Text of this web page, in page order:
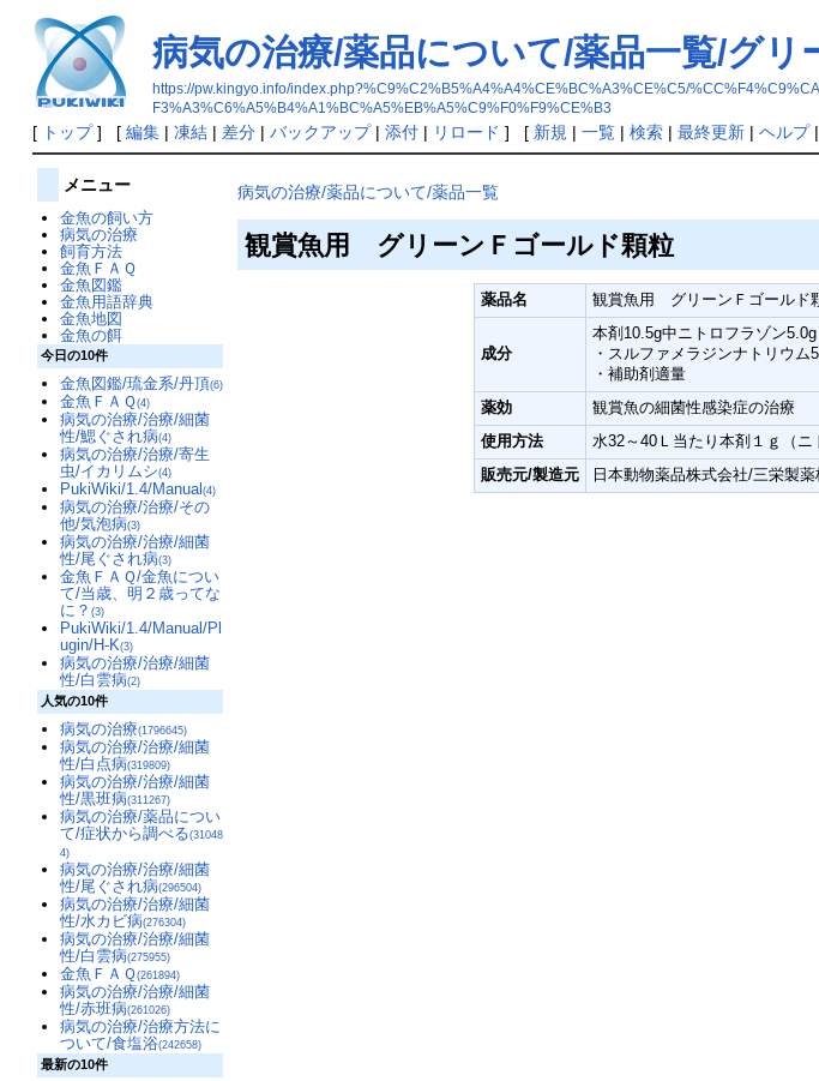
病気の治療/薬品について/薬品一覧/グリ
https://pw.kingyo.info/index.php?%C9%C2%B5%A4%A4%CE%BC%A3%CE%C5/
F3%A3%C6%A5%B4%A1%BC%A5%EB%A5%C9%F0%F9%CE%B3
[ トップ] [ 編集| 凍結| 差分| バックアップ| 添付| リロード ] [ 新規 | 一覧| 検索| 最終更新| ヘルプ|
病気の治療/薬品について/薬品一覧
観賞魚用 グリーンＦゴールド顆粒
薬品名 観賞魚用 グリーンＦゴールド
成分
本剤10.5g中ニトロフラゾン5.0g
・スルファメラジンナトリウム
・補助剤適量
薬効
観賞魚の細菌性感染症の治療
使用方法
水32～40Ｌ当たり本剤１ｇ（
販売元/製造元
日本動物薬品株式会社/三栄製
メニュー
金魚の飼い方
病気の治療
飼育方法
金魚ＦＡＱ
金魚図鑑
金魚用語辞典
金魚地図
金魚の餌
今日の10件
金魚図鑑/琉金系/丹頂(6)
金魚ＦＡＱ(4)
病気の治療/治療/細菌
性/鰓ぐされ病(4)
病気の治療/治療/寄生
虫/イカリムシ(4)
PukiWiki/1.4/Manual(4)
病気の治療/治療/その
他/気泡病(3)
病気の治療/治療/細菌
性/尾ぐされ病(3)
金魚ＦＡＱ/金魚につい
て/当歳、明２歳ってな
に？(3)
PukiWiki/1.4/Manual/Pl
ugin/H-K(3)
病気の治療/治療/細菌
性/白雲病(2)
人気の10件
病気の治療(1796645)
病気の治療/治療/細菌
性/白点病(319809)
病気の治療/治療/細菌
性/黒班病(311267)
病気の治療/薬品につい
て/症状から調べる(31048
4)
病気の治療/治療/細菌
性/尾ぐされ病(296504)
病気の治療/治療/細菌
性/水カビ病(276304)
病気の治療/治療/細菌
性/白雲病(275955)
金魚ＦＡＱ(261894)
病気の治療/治療/細菌
性/赤班病(261026)
病気の治療/治療方法に
ついて/食塩浴(242658)
最新の10件